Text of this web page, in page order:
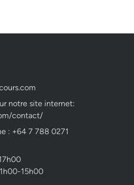
notre site internet:
contact/
: +64 7 788 0271
15h00